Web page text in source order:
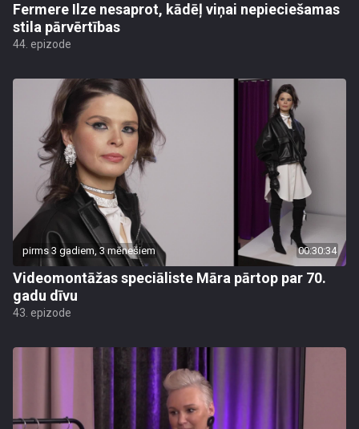
Fermere Ilze nesaprot, kādēļ viņai nepieciešamas
stila pārvērtības
44. epizode
pirms 3 gadiem, 3 mēnešiem 00:30:34
Videomontāžas speciāliste Māra pārtop par 70.
gadu dīvu
43. epizode